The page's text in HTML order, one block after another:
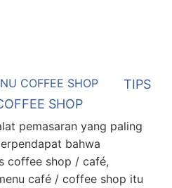
TIPS
SHOP
pemasaran yang paling
bahwa
coffee shop / café,
café / coffee shop itu